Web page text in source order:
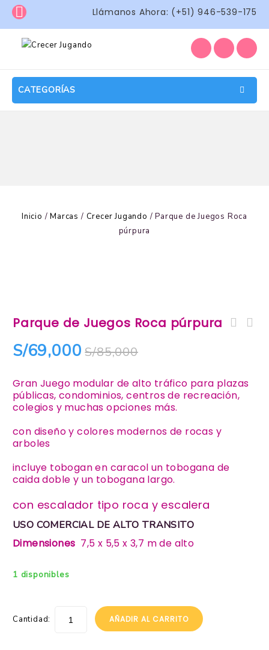
Llámanos Ahora: (+51) 946-539-175
CATEGORÍAS
Inicio /Marcas / Crecer Jugando /Parque de Juegos Roca
púrpura
Parque de Juegos Roca púrpura
S/85,000
S/69,000
Gran Juego modular de alto tráfico para plazas
públicas, condominios, centros de recreación,
colegios y muchas opciones más.
con diseño y colores modernos de rocas y
arboles
incluye tobogan en caracol un tobogana de
caida doble y un tobogana largo.
con escalador tipo roca y escalera
USO COMERCIAL DE ALTO TRANSITO
Dimensiones 7,5 x 5,5 x 3,7 m de alto
1 disponibles
Cantidad: AÑADIR AL CARRITO